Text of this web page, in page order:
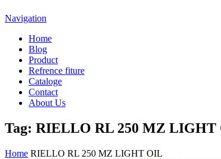
Navigation
Home
Blog
Product
Refrence fiture
Cataloge
Contact
About Us
Tag: RIELLO RL 250 MZ LIGHT
Home RIELLO RL 250 MZ LIGHT OIL